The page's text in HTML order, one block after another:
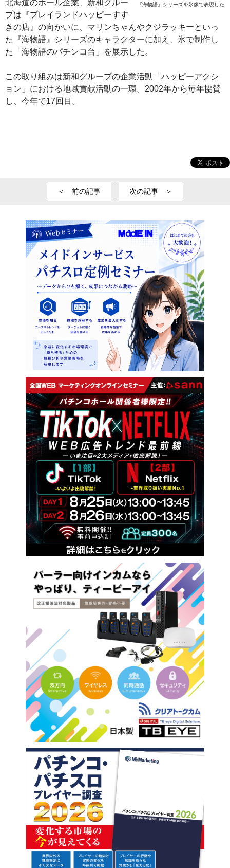
『海物語』シリーズを氷像で表現した
北海道のホール企業、新和グルー
プは『プレイランドハッピーすす
きの店』の向かいに、マリンちゃんやクジラッキーといっ
た『海物語』シリーズのキャラクターに加え、氷で制作し
た「海物語のパチンコ台」を展示した。
この取り組みは新和グループの企業活動「ハッピーアクシ
ョン」における地域貢献活動の一環。2002年から毎年協賛
し、今年で17回目。
＜ 前の記事 次の記事 ＞